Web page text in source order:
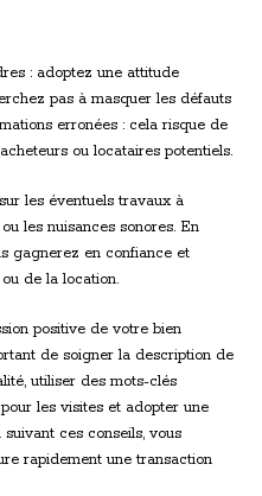
: adoptez une attitude
pas à masquer les défauts
erronées : cela risque de
ou locataires potentiels.
les éventuels travaux à
les nuisances sonores. En
gagnerez en confiance et
de la location.
positive de votre bien
de soigner la description de
utiliser des mots-clés
les visites et adopter une
ces conseils, vous
rapidement une transaction